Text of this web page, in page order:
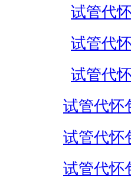
试管代
试管代
试管代
试管代怀
试管代怀
试管代怀